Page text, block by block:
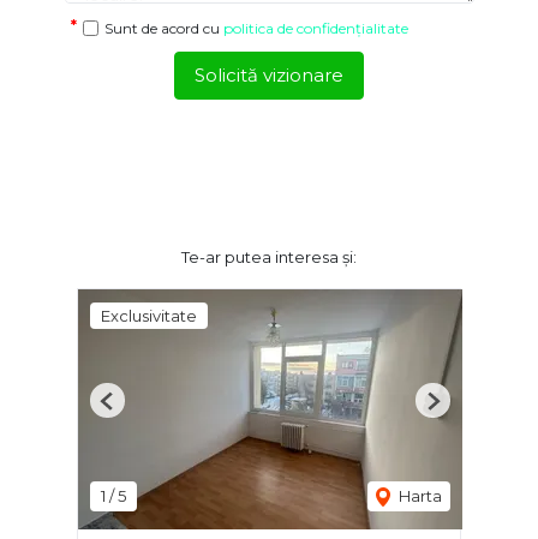
Sunt de acord cu politica de confidențialitate
Solicită vizionare
Te-ar putea interesa și:
Exclusivitate
1 /5 Harta
Previous Next